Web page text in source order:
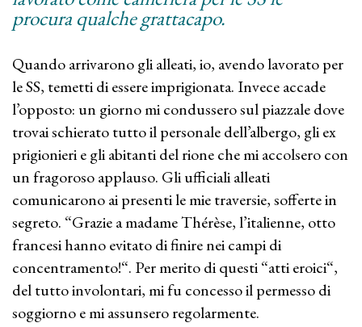
procura qualche grattacapo.
Quando arrivarono gli alleati, io, avendo lavorato per
le SS, temetti di essere imprigionata. Invece accade
l’opposto: un giorno mi condussero sul piazzale dove
trovai schierato tutto il personale dell’albergo, gli ex
prigionieri e gli abitanti del rione che mi accolsero con
un fragoroso applauso. Gli ufficiali alleati
comunicarono ai presenti le mie traversie, sofferte in
segreto. “Grazie a madame Thérèse, l’italienne, otto
francesi hanno evitato di finire nei campi di
concentramento!“. Per merito di questi “atti eroici“,
del tutto involontari, mi fu concesso il permesso di
soggiorno e mi assunsero regolarmente.